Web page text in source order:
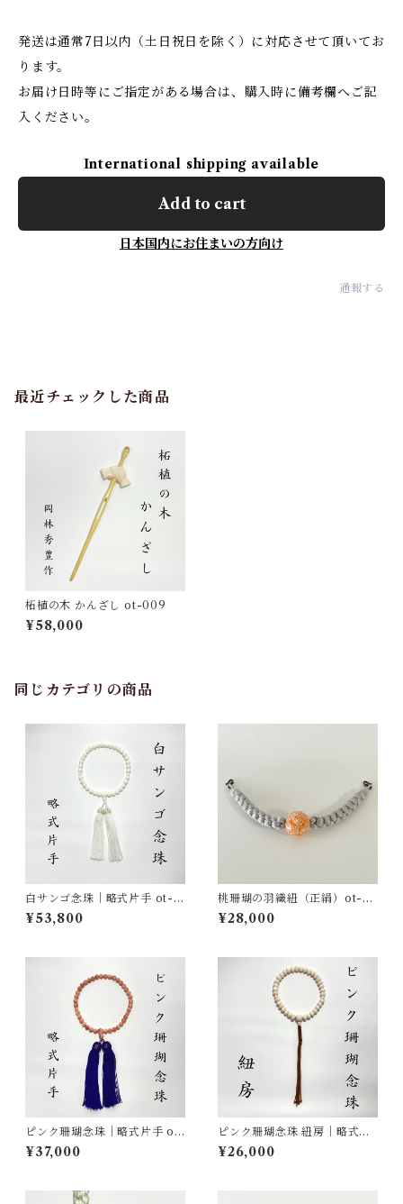
発送は通常7日以内（土日祝日を除く）に対応させて頂いてお
ります。
お届け日時等にご指定がある場合は、購入時に備考欄へご記
入ください。
International shipping available
Add to cart
日本国内にお住まいの方向け
通報する
最近チェックした商品
柘植の木 かんざし ot-009
¥58,000
同じカテゴリの商品
白サンゴ念珠｜略式片手 ot-0
14
¥53,800
桃珊瑚の羽織紐（正絹）ot-01
6
¥28,000
ピンク珊瑚念珠｜略式片手 ot-
013
¥37,000
ピンク珊瑚念珠 紐房｜略式片
手 ot-011
¥26,000